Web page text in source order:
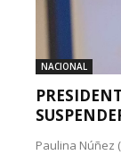
NACIONAL
Paulina Núñez